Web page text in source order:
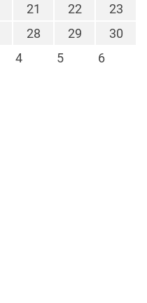
21 22
23
28 29
30
4 5 6